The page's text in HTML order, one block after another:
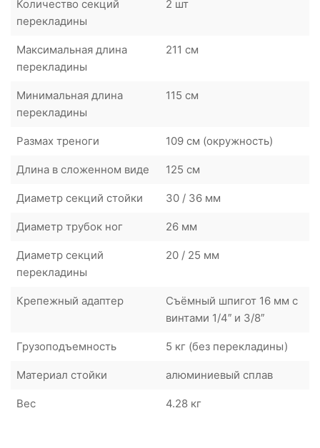
Количество секций
перекладины
2 шт
Максимальная длина
перекладины
211 см
Минимальная длина
перекладины
115 см
Размах треноги 109 см (окружность)
Длина в сложенном виде 125 см
Диаметр секций стойки 30 / 36 мм
Диаметр трубок ног 26 мм
Диаметр секций
перекладины
20 / 25 мм
Крепежный адаптер
Съёмный шпигот 16 мм с
винтами 1/4″ и 3/8″
Грузоподъемность 5 кг (без перекладины)
Материал стойки алюминиевый сплав
Вес 4.28 кг